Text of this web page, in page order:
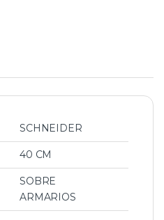
SCHNEIDER
40 CM
SOBRE
ARMARIOS